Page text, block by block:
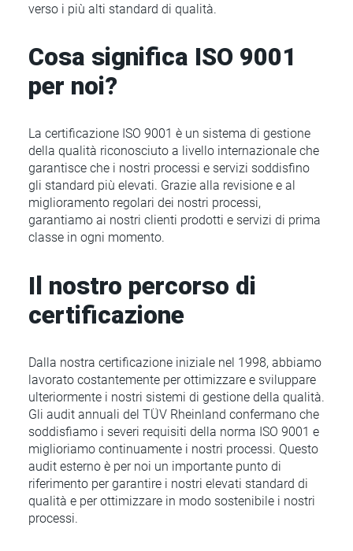
verso i più alti standard di qualità.
Cosa significa ISO 9001
per noi?
La certificazione ISO 9001 è un sistema di gestione
della qualità riconosciuto a livello internazionale che
garantisce che i nostri processi e servizi soddisfino
gli standard più elevati. Grazie alla revisione e al
miglioramento regolari dei nostri processi,
garantiamo ai nostri clienti prodotti e servizi di prima
classe in ogni momento.
Il nostro percorso di
certificazione
Dalla nostra certificazione iniziale nel 1998, abbiamo
lavorato costantemente per ottimizzare e sviluppare
ulteriormente i nostri sistemi di gestione della qualità.
Gli audit annuali del TÜV Rheinland confermano che
soddisfiamo i severi requisiti della norma ISO 9001 e
miglioriamo continuamente i nostri processi. Questo
audit esterno è per noi un importante punto di
riferimento per garantire i nostri elevati standard di
qualità e per ottimizzare in modo sostenibile i nostri
processi.